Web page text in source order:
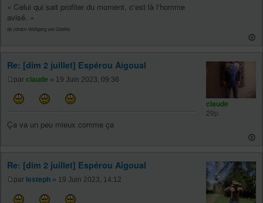
« Celui qui sait profiter du moment, c'est là l'homme
avisé. »
de Johann Wolfgang von Goethe
Re: [dim 2 juillet] Espérou Aigoual
par claude » 19 Juin 2023, 09:36
Ça va un peu mieux comme ça
claude
29p
Re: [dim 2 juillet] Espérou Aigoual
par lesteph » 19 Juin 2023, 14:12